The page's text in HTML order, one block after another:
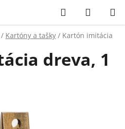
Hľadať
KOŠÍK
/ Kartóny a tašky / Kartón imitácia
dreva, 1